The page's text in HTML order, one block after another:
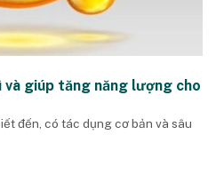
và giúp tăng năng lượng cho
đến, có tác dụng cơ bản và sâu